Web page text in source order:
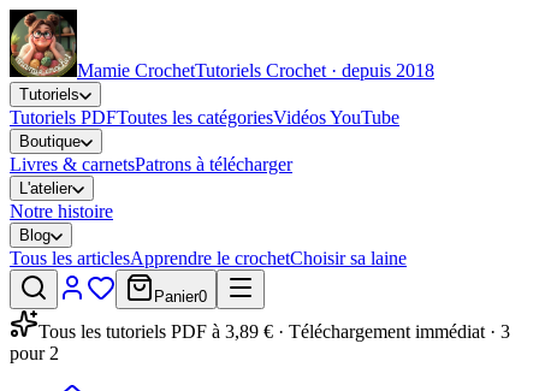
Mamie CrochetTutoriels Crochet · depuis 2018
Tutoriels
Tutoriels PDFToutes les catégoriesVidéos YouTube
Boutique
Livres & carnetsPatrons à télécharger
L'atelier
Notre histoire
Blog
Tous les articlesApprendre le crochetChoisir sa laine
Panier0
Tous les tutoriels PDF à 3,89 € · Téléchargement immédiat · 3
pour 2